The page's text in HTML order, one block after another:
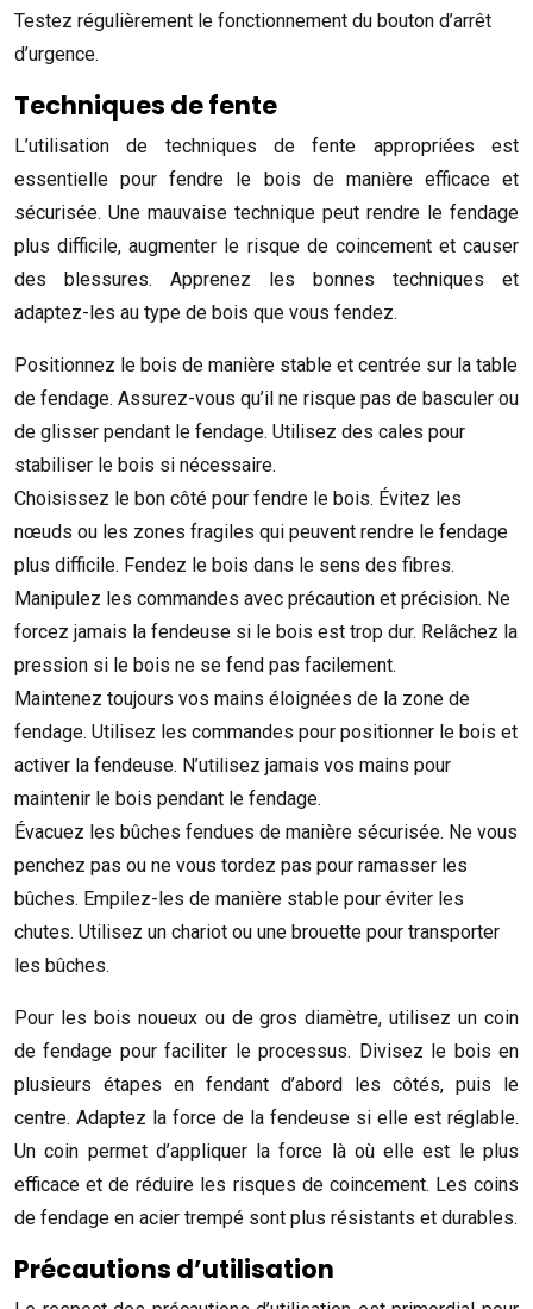
Testez régulièrement le fonctionnement du bouton d’arrêt
d’urgence.
Techniques de fente
L’utilisation de techniques de fente appropriées est
essentielle pour fendre le bois de manière efficace et
sécurisée. Une mauvaise technique peut rendre le fendage
plus difficile, augmenter le risque de coincement et causer
des blessures. Apprenez les bonnes techniques et
adaptez-les au type de bois que vous fendez.
Positionnez le bois de manière stable et centrée sur la table
de fendage. Assurez-vous qu’il ne risque pas de basculer ou
de glisser pendant le fendage. Utilisez des cales pour
stabiliser le bois si nécessaire.
Choisissez le bon côté pour fendre le bois. Évitez les
nœuds ou les zones fragiles qui peuvent rendre le fendage
plus difficile. Fendez le bois dans le sens des fibres.
Manipulez les commandes avec précaution et précision. Ne
forcez jamais la fendeuse si le bois est trop dur. Relâchez la
pression si le bois ne se fend pas facilement.
Maintenez toujours vos mains éloignées de la zone de
fendage. Utilisez les commandes pour positionner le bois et
activer la fendeuse. N’utilisez jamais vos mains pour
maintenir le bois pendant le fendage.
Évacuez les bûches fendues de manière sécurisée. Ne vous
penchez pas ou ne vous tordez pas pour ramasser les
bûches. Empilez-les de manière stable pour éviter les
chutes. Utilisez un chariot ou une brouette pour transporter
les bûches.
Pour les bois noueux ou de gros diamètre, utilisez un coin
de fendage pour faciliter le processus. Divisez le bois en
plusieurs étapes en fendant d’abord les côtés, puis le
centre. Adaptez la force de la fendeuse si elle est réglable.
Un coin permet d’appliquer la force là où elle est le plus
efficace et de réduire les risques de coincement. Les coins
de fendage en acier trempé sont plus résistants et durables.
Précautions d’utilisation